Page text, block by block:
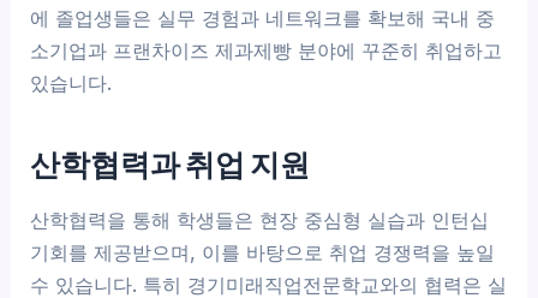
에 졸업생들은 실무 경험과 네트워크를 확보해 국내 중
소기업과 프랜차이즈 제과제빵 분야에 꾸준히 취업하고
있습니다.
산학협력과 취업 지원
산학협력을 통해 학생들은 현장 중심형 실습과 인턴십
기회를 제공받으며, 이를 바탕으로 취업 경쟁력을 높일
수 있습니다. 특히 경기미래직업전문학교와의 협력은 실